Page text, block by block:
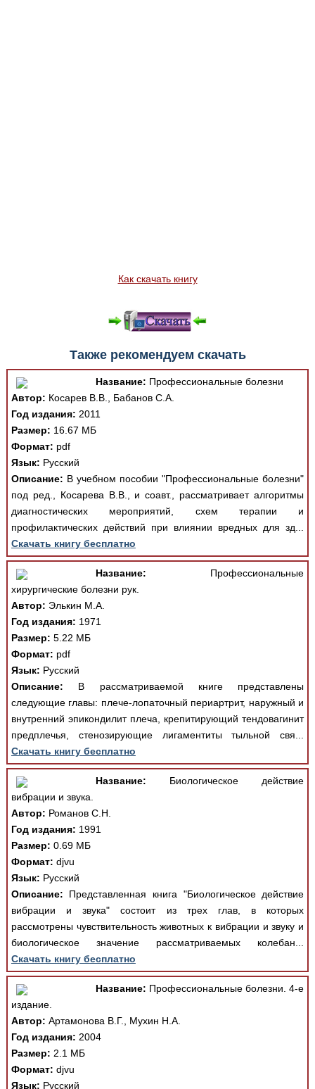
Как скачать книгу
Также рекомендуем скачать
Название: Профессиональные болезни
Автор: Косарев В.В., Бабанов С.А.
Год издания: 2011
Размер: 16.67 МБ
Формат: pdf
Язык: Русский
Описание: В учебном пособии "Профессиональные болезни"
под ред., Косарева В.В., и соавт., рассматривает алгоритмы
диагностических мероприятий, схем терапии и
профилактических действий при влиянии вредных для зд...
Скачать книгу бесплатно
Название: Профессиональные
хирургические болезни рук.
Автор: Элькин М.А.
Год издания: 1971
Размер: 5.22 МБ
Формат: pdf
Язык: Русский
Описание: В рассматриваемой книге представлены
следующие главы: плече-лопаточный периартрит, наружный и
внутренний эпикондилит плеча, крепитирующий тендовагинит
предплечья, стенозирующие лигаментиты тыльной свя...
Скачать книгу бесплатно
Название: Биологическое действие
вибрации и звука.
Автор: Романов С.Н.
Год издания: 1991
Размер: 0.69 МБ
Формат: djvu
Язык: Русский
Описание: Представленная книга "Биологическое действие
вибрации и звука" состоит из трех глав, в которых
рассмотрены чувствительность животных к вибрации и звуку и
биологическое значение рассматриваемых колебан...
Скачать книгу бесплатно
Название: Профессиональные болезни. 4-е
издание.
Автор: Артамонова В.Г., Мухин Н.А.
Год издания: 2004
Размер: 2.1 МБ
Формат: djvu
Язык: Русский